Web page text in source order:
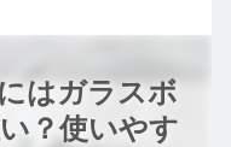
はガラスボ
？使いやす